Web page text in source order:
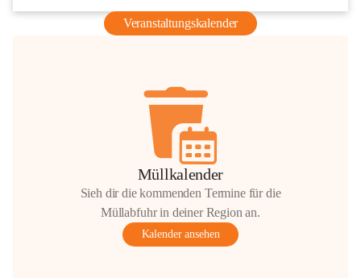
Veranstaltungskalender
Müllkalender
Sieh dir die kommenden Termine für die
Müllabfuhr in deiner Region an.
Kalender ansehen